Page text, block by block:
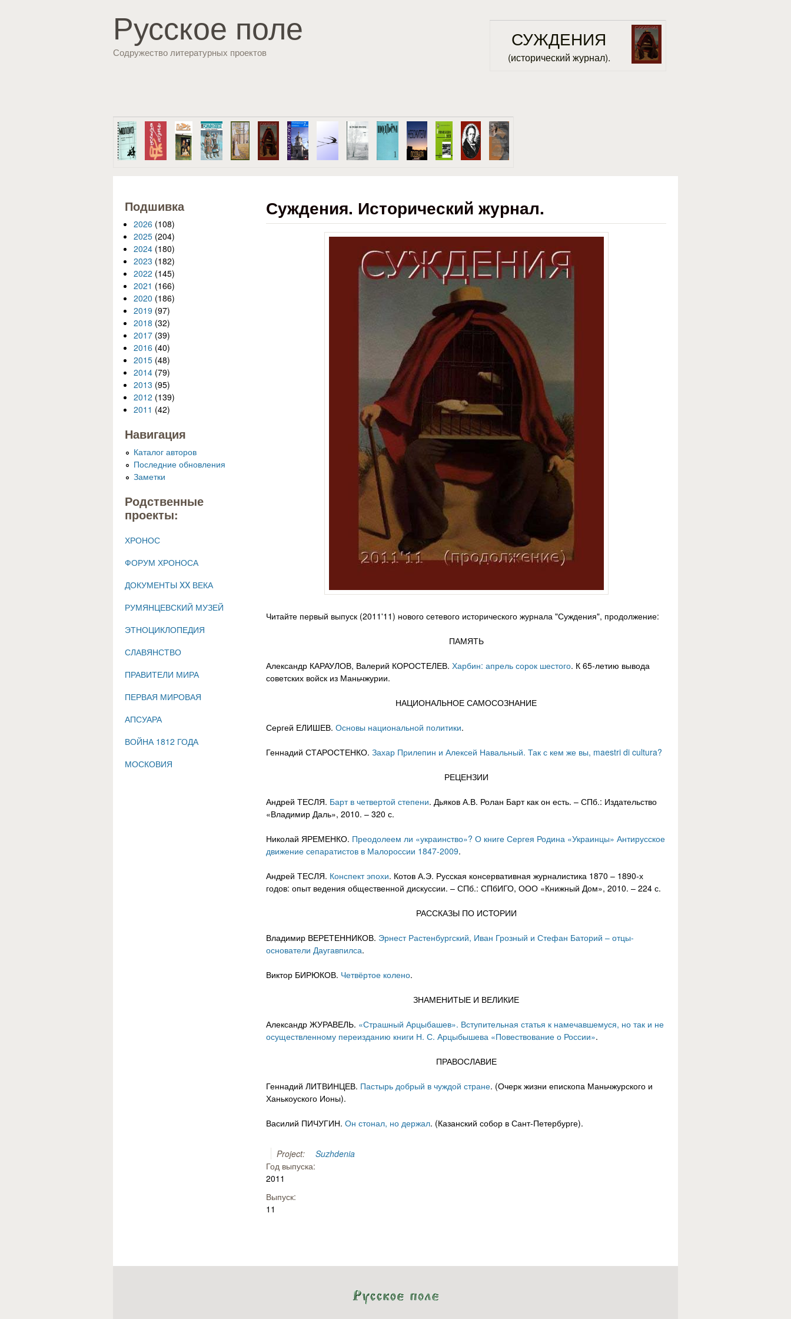
Русское поле
Содружество литературных проектов
СУЖДЕНИЯ
(исторический журнал).
Суждения. Исторический журнал.
Читайте первый выпуск (2011'11) нового сетевого исторического журнала "Суждения", продолжение:
ПАМЯТЬ
Александр КАРАУЛОВ, Валерий КОРОСТЕЛЕВ. Харбин: апрель сорок шестого. К 65-летию вывода
советских войск из Маньчжурии.
НАЦИОНАЛЬНОЕ САМОСОЗНАНИЕ
Сергей ЕЛИШЕВ. Основы национальной политики.
Геннадий СТАРОСТЕНКО. Захар Прилепин и Алексей Навальный. Так с кем же вы, maestri di cultura?
РЕЦЕНЗИИ
Андрей ТЕСЛЯ. Барт в четвертой степени. Дьяков А.В. Ролан Барт как он есть. – СПб.: Издательство
«Владимир Даль», 2010. – 320 с.
Николай ЯРЕМЕНКО. Преодолеем ли «украинство»? О книге Сергея Родина «Украинцы» Антирусское
движение сепаратистов в Малороссии 1847-2009.
Андрей ТЕСЛЯ. Конспект эпохи. Котов А.Э. Русская консервативная журналистика 1870 – 1890-х
годов: опыт ведения общественной дискуссии. – СПб.: СПбИГО, ООО «Книжный Дом», 2010. – 224 с.
РАССКАЗЫ ПО ИСТОРИИ
Владимир ВЕРЕТЕННИКОВ. Эрнест Растенбургский, Иван Грозный и Стефан Баторий – отцы-
основатели Даугавпилса.
Виктор БИРЮКОВ. Четвёртое колено.
ЗНАМЕНИТЫЕ И ВЕЛИКИЕ
Александр ЖУРАВЕЛЬ. «Страшный Арцыбашев». Вступительная статья к намечавшемуся, но так и не
осуществленному переизданию книги Н. С. Арцыбышева «Повествование о России».
ПРАВОСЛАВИЕ
Геннадий ЛИТВИНЦЕВ. Пастырь добрый в чуждой стране. (Очерк жизни епископа Маньчжурского и
Ханькоуского Ионы).
Василий ПИЧУГИН. Он стонал, но держал. (Казанский собор в Сант-Петербурге).
Project:
Suzhdenia
Год выпуска:
2011
Выпуск:
11
Подшивка
2026 (108)
2025 (204)
2024 (180)
2023 (182)
2022 (145)
2021 (166)
2020 (186)
2019 (97)
2018 (32)
2017 (39)
2016 (40)
2015 (48)
2014 (79)
2013 (95)
2012 (139)
2011 (42)
Навигация
Каталог авторов
Последние обновления
Заметки
Родственные
проекты:
ХРОНОС
ФОРУМ ХРОНОСА
ДОКУМЕНТЫ XX ВЕКА
РУМЯНЦЕВСКИЙ МУЗЕЙ
ЭТНОЦИКЛОПЕДИЯ
СЛАВЯНСТВО
ПРАВИТЕЛИ МИРА
ПЕРВАЯ МИРОВАЯ
АПСУАРА
ВОЙНА 1812 ГОДА
МОСКОВИЯ